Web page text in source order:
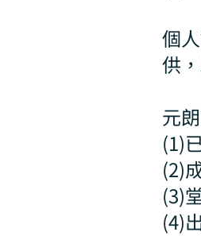
個
供
元
(1)
(2)
(3)
(4)